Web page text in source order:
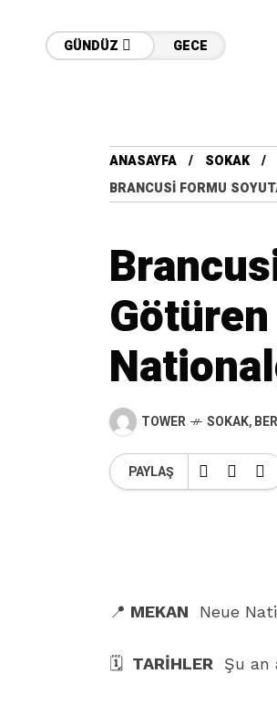
GÜNDÜZ GECE
ANASAYFA
SOKAK
BRANCUSI FORMU
TOWER SOKAK,
PAYLAŞ
📍 MEKAN Neue
🗓 TARİHLER Şu an